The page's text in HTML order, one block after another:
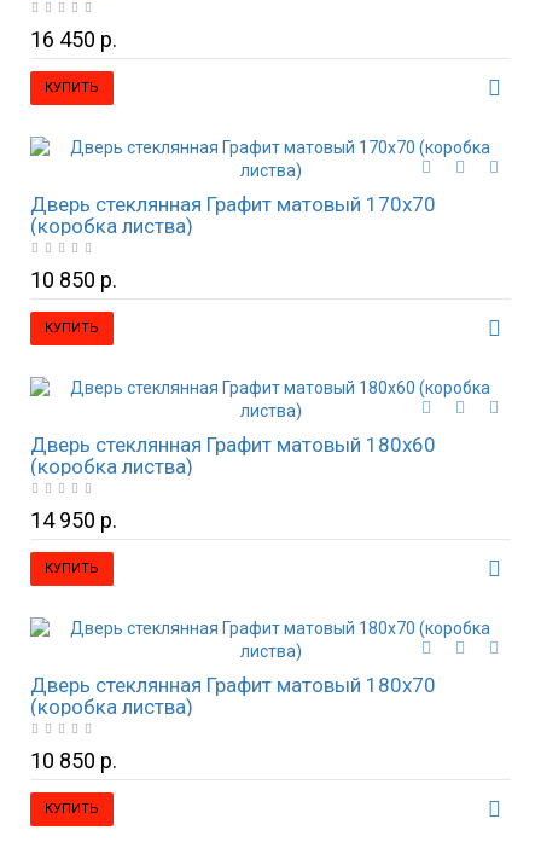
16 450 р.
КУПИТЬ
Дверь стеклянная Графит матовый 170х70
(коробка листва)
10 850 р.
КУПИТЬ
Дверь стеклянная Графит матовый 180х60
(коробка листва)
14 950 р.
КУПИТЬ
Дверь стеклянная Графит матовый 180х70
(коробка листва)
10 850 р.
КУПИТЬ